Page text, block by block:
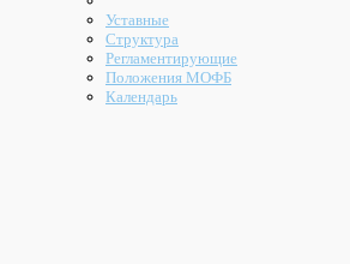
Уставные
Структура
Регламентирующие
Положения МОФБ
Календарь